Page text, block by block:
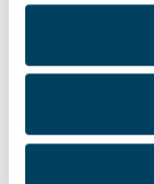
Situationer
barnets